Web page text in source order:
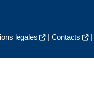
légales | Contacts |